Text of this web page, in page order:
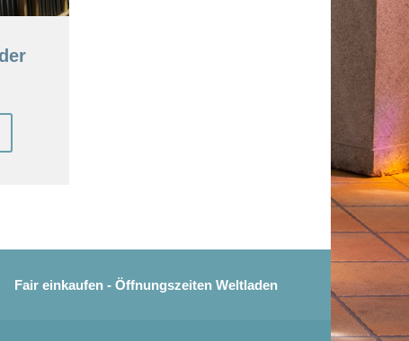
Fair einkaufen - Öffnungszeiten Weltladen